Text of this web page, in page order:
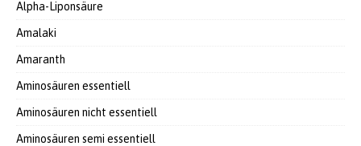
Alpha-Liponsäure
Amalaki
Amaranth
Aminosäuren essentiell
Aminosäuren nicht essentiell
Aminosäuren semi essentiell